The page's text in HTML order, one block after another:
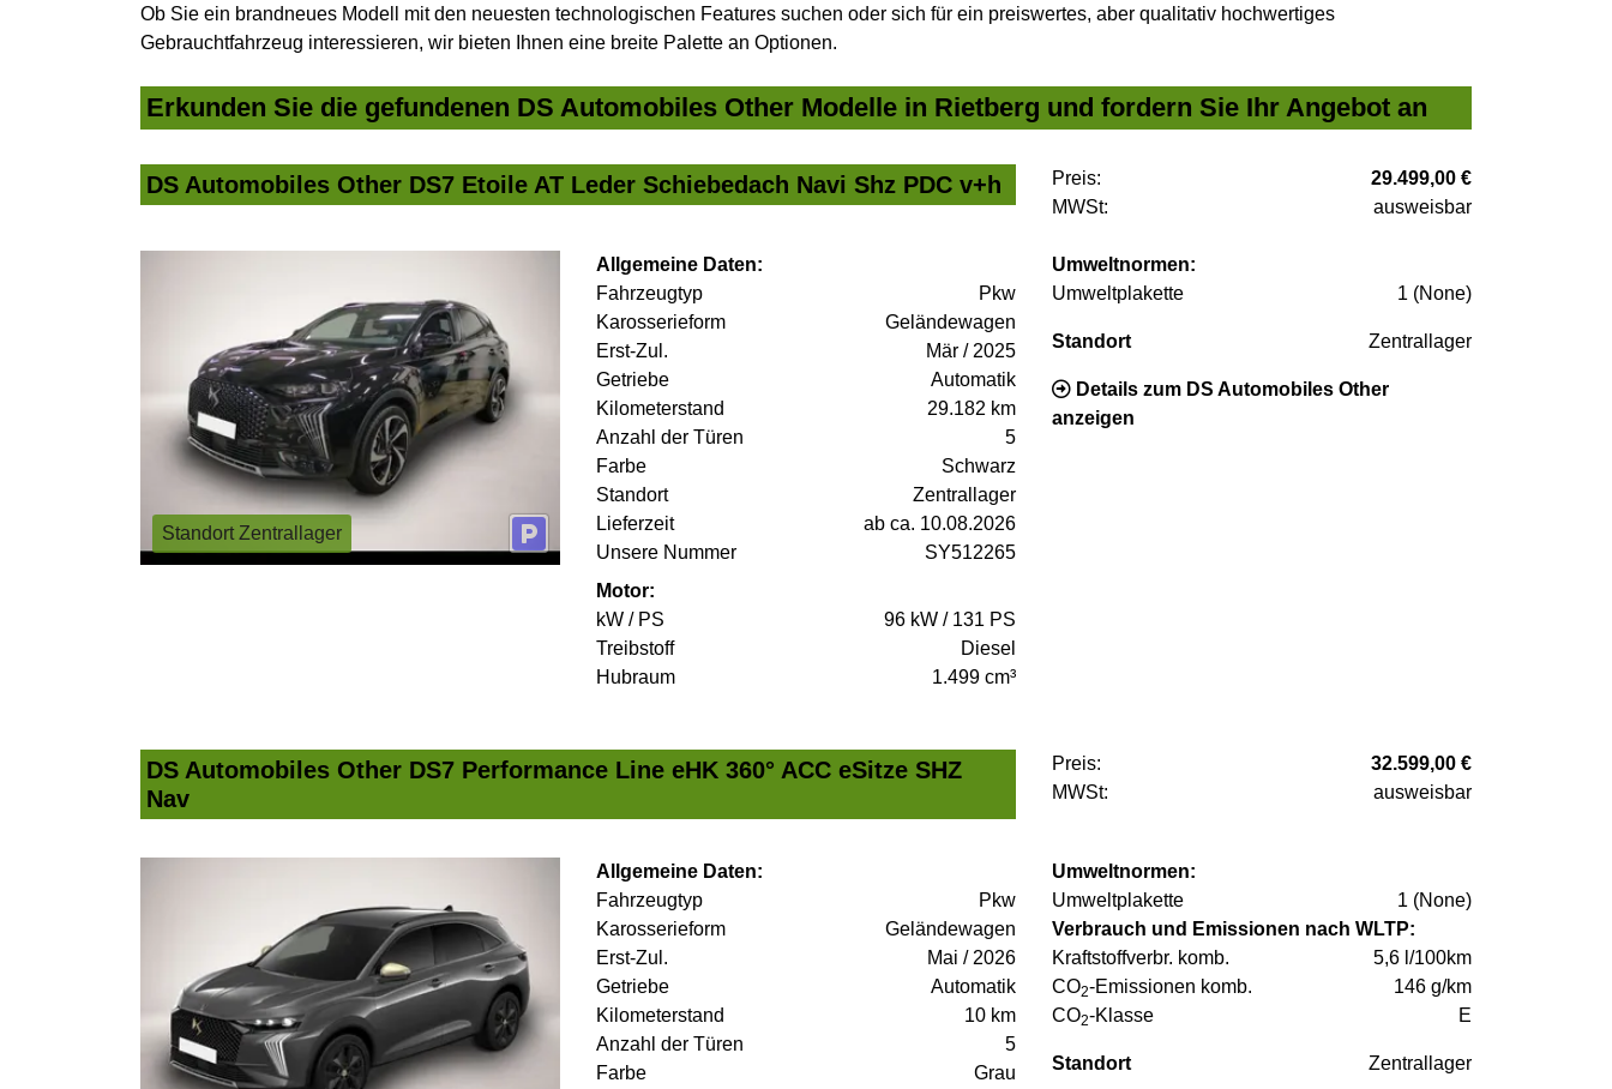
Ob Sie ein brandneues Modell mit den neuesten technologischen Features suchen oder sich für ein preiswertes, aber qualitativ hochwertiges
Gebrauchtfahrzeug interessieren, wir bieten Ihnen eine breite Palette an Optionen.
Erkunden Sie die gefundenen DS Automobiles Other Modelle in Rietberg und fordern Sie Ihr Angebot an
DS Automobiles Other DS7 Etoile AT Leder Schiebedach Navi Shz PDC v+h Preis:
29.499,00 €
MWSt:
ausweisbar
Standort Zentrallager
Allgemeine Daten:
Fahrzeugtyp
Pkw
Karosserieform
Geländewagen
Erst-Zul.
Mär / 2025
Getriebe
Automatik
Kilometerstand
29.182 km
Anzahl der Türen
5
Farbe
Schwarz
Standort
Zentrallager
Lieferzeit
ab ca. 10.08.2026
Unsere Nummer
SY512265
Motor:
kW / PS
96 kW / 131 PS
Treibstoff
Diesel
Hubraum
1.499 cm³
Umweltnormen:
Umweltplakette
1 (None)
Standort Zentrallager
Details zum DS Automobiles Other
anzeigen
DS Automobiles Other DS7 Performance Line eHK 360° ACC eSitze SHZ
Nav
Preis:
32.599,00 €
MWSt:
ausweisbar
Allgemeine Daten:
Fahrzeugtyp
Pkw
Karosserieform
Geländewagen
Erst-Zul.
Mai / 2026
Getriebe
Automatik
Kilometerstand
10 km
Anzahl der Türen
5
Farbe
Grau
Umweltnormen:
Umweltplakette
1 (None)
Verbrauch und Emissionen nach WLTP:
Kraftstoffverbr. komb.
5,6 l/100km
CO2-Emissionen komb.
146 g/km
CO2-Klasse E
Standort Zentrallager